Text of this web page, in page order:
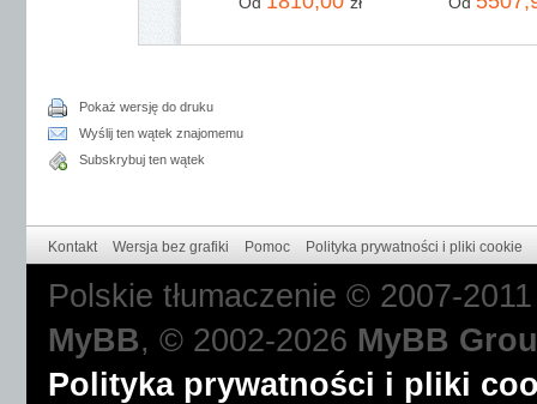
Pokaż wersję do druku
Wyślij ten wątek znajomemu
Subskrybuj ten wątek
Kontakt Wersja bez grafiki Pomoc Polityka prywatności i pliki cookie
Polskie tłumaczenie © 2007-
MyBB, © 2002-2026 MyBB
Polityka prywatności i pliki